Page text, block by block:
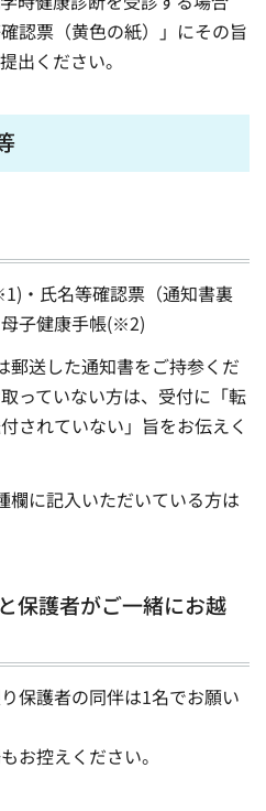
認票（黄色の紙）」にその旨
出ください。
・氏名等確認票（通知書裏
子健康手帳(※2)
送した通知書をご持参くだ
っていない方は、受付に「転
されていない」旨をお伝えく
に記入いただいている方は
保護者がご一緒にお越
保護者の同伴は1名でお願い
お控えください。